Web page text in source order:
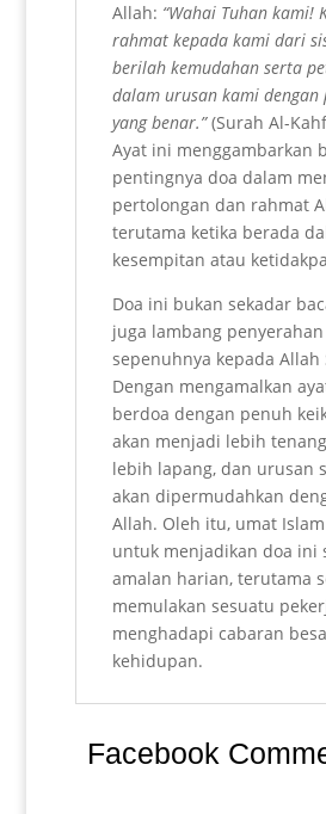
Allah: “Wahai Tuhan kami!
rahmat kepada kami dari
berilah kemudahan serta
dalam urusan kami dengan
yang benar.”(Surah Al-
Ayat ini menggambarkan
pentingnya doa dalam
pertolongan dan rahmat
terutama ketika berada
kesempitan atau
Doa ini bukan sekadar
juga lambang
sepenuhnya kepada Allah
Dengan mengamalkan
berdoa dengan penuh
akan menjadi lebih
lebih lapang, dan urusan
akan dipermudahkan
Allah. Oleh itu, umat
untuk menjadikan doa ini
amalan harian, terutama
memulakan sesuatu
menghadapi cabaran
kehidupan.
Facebook